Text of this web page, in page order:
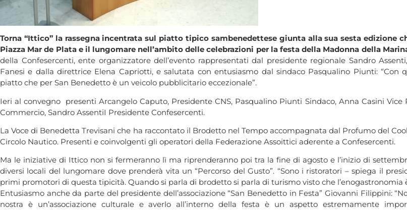
Torna “Ittico” la rassegna incentrata sul piatto tipico sambenedettese giunta alla sua sesta edizione
Piazza Mar de Plata e il lungomare nell’ambito delle celebrazioni per la festa della Madonna della
della Confesercenti, ente organizzatore dell’evento rappresentati dal presidente regionale Sandro
Fanesi e dalla direttrice Elena Capriotti, e salutata con entusiasmo dal sindaco Pasqualino Piunti: “Con
piatto che per San Benedetto è un veicolo pubblicitario eccezionale”.
Ieri al convegno presenti Arcangelo Caputo, Presidente CNS, Pasqualino Piunti Sindaco, Anna Casini
Commercio, Sandro AssentiI Presidente Confesercenti.
La Voce di Benedetta Trevisani che ha raccontato il Brodetto nel Tempo accompagnata dal Profumo del
Circolo Nautico. Presenti e coinvolgenti gli operatori della Federazione Assoittici aderente a Confesercenti.
Ma le iniziative di Ittico non si fermeranno lì ma riprenderanno poi tra la fine di agosto e l’inizio di
diversi locali del lungomare dove prenderà vita un “Percorso del Gusto”. “Sono i ristoratori – spiega il
primi promotori di questa tipicità. Quando si parla di brodetto si parla di turismo visto che
Entusiasmo anche da parte del presidente dell’associazione “San Benedetto in Festa” Giovanni Filippini:
nostra è un’associazione culturale e averlo all’interno della festa è un aspetto estremamente